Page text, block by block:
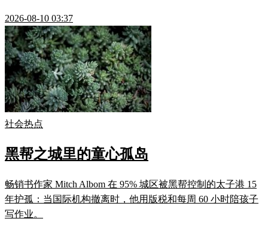
2026-08-10 03:37
社会热点
黑帮之城里的童心孤岛
畅销书作家 Mitch Albom 在 95% 城区被黑帮控制的太子港 15
年护孤：当国际机构撤离时，他用版税和每周 60 小时陪孩子
写作业。